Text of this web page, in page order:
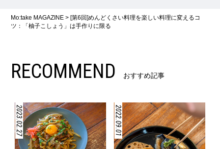
Mo:take MAGAZINE > [第6回]めんどくさい料理を楽しい料理に変えるコ
ツ：「柚子こしょう」は手作りに限る
RECOMMEND おすすめ記事
2023.02.27 2022.09.01